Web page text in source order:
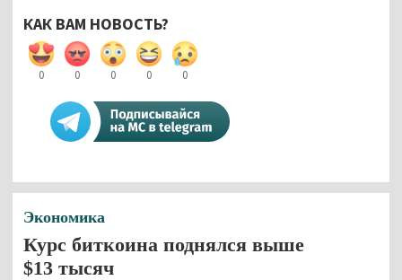
КАК ВАМ НОВОСТЬ?
0 0 0 0 0
Экономика
Курс биткоина поднялся выше
$13 тысяч